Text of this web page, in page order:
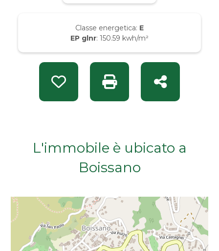
Classe energetica: E
EP glnr: 150.59 kwh/m²
Preferiti: Rif. KEY 1504Stampa: Rif. KEY 1504
Condividi
L'immobile è ubicato a
Boissano
Da € 100.000 a € 200.000
Da € 200.000 a € 400.000
Da € 600.000 a € 800.000
Da € 1.000.000 a € 2.000.000
Da € 2.000.000 a € 5.000.000